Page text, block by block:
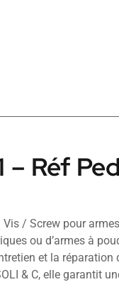
– Réf
Vis / Screw pour
ou d’armes à
et la
& C, elle garantit